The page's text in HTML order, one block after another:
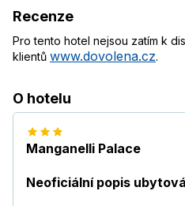
Recenze
Pro tento hotel nejsou zatím k
klientů www.dovolena.cz.
O hotelu
Manganelli Palace
Neoficiální popis